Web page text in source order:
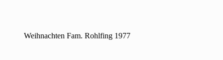
Weihnachten Fam. Rohlfing 1977